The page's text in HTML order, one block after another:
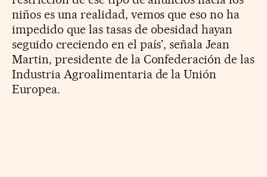
niños es una realidad, vemos que eso no ha
impedido que las tasas de obesidad hayan
seguido creciendo en el país', señala Jean
Martin, presidente de la Confederación de las
Industria Agroalimentaria de la Unión
Europea.